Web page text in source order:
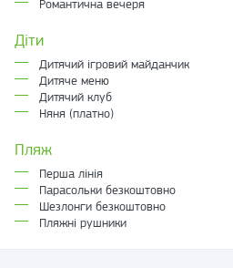
Романтична вечеря
Діти
Дитячий ігровий майданчик
Дитяче меню
Дитячий клуб
Няня (платно)
Пляж
Перша лінія
Парасольки безкоштовно
Шезлонги безкоштовно
Пляжні рушники